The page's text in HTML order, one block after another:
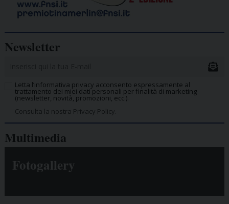
Newsletter
Letta l’informativa privacy acconsento espressamente al
trattamento dei miei dati personali per finalità di marketing
(newsletter, novità, promozioni, ecc.).
Consulta la nostra Privacy Policy.
Multimedia
Fotogallery